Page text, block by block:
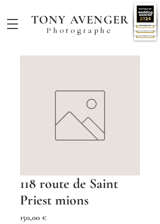
TONY AVENGER
Photographe
118 route de Saint
Priest mions
150,00 €Prix